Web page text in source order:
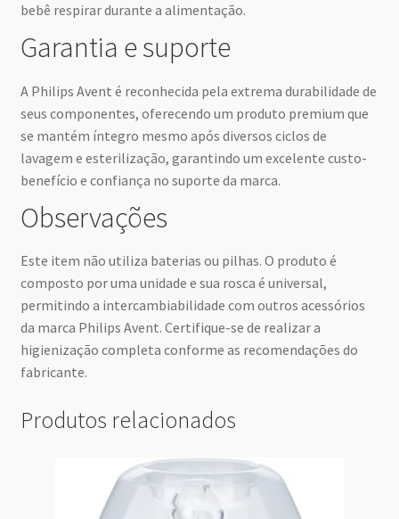
bebê respirar durante a alimentação.
Garantia e suporte
A Philips Avent é reconhecida pela extrema durabilidade de
seus componentes, oferecendo um produto premium que
se mantém íntegro mesmo após diversos ciclos de
lavagem e esterilização, garantindo um excelente custo-
benefício e confiança no suporte da marca.
Observações
Este item não utiliza baterias ou pilhas. O produto é
composto por uma unidade e sua rosca é universal,
permitindo a intercambiabilidade com outros acessórios
da marca Philips Avent. Certifique-se de realizar a
higienização completa conforme as recomendações do
fabricante.
Produtos relacionados